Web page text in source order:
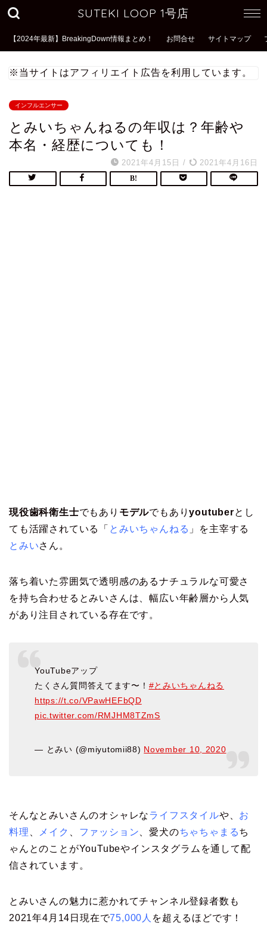
SUTEKI LOOP 1号店
【2024年最新】BreakingDown情報まとめ！ お問合せ サイトマップ
※当サイトはアフィリエイト広告を利用しています。
インフルエンサー
とみいちゃんねるの年収は？年齢や
本名・経歴についても！
2021年4月15日 / 2021年4月16日
現役歯科衛生士でもあり モデルでもありyoutuberとし
ても活躍されている「 とみいちゃんねる 」を主宰する
とみいさん。
落ち着いた雰囲気で透明感のあるナチュラルな可愛さ
を持ち合わせるとみいさんは、幅広い年齢層から人気
があり注目されている存在です。
YouTubeアップ
たくさん質問答えてます〜！ #とみいちゃんねる
https://t.co/VPawHEFbQD
pic.twitter.com/RMJHM8TZmS
— とみい (@miyutomii88) November 10, 2020
そんなとみいさんのオシャレなライフスタイルや、 お
料理
メイク ファッション 、愛犬のちゃちゃまるち
ゃんとのことがYouTubeやインスタグラムを通して配
信されています。
とみいさんの魅力に惹かれてチャンネル登録者数も
2021年4月14日現在で75,000人 を超えるほどです！